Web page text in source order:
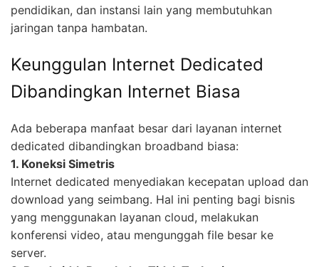
pendidikan, dan instansi lain yang membutuhkan
jaringan tanpa hambatan.
Keunggulan Internet Dedicated
Dibandingkan Internet Biasa
Ada beberapa manfaat besar dari layanan internet
dedicated dibandingkan broadband biasa:
1. Koneksi Simetris
Internet dedicated menyediakan kecepatan upload dan
download yang seimbang. Hal ini penting bagi bisnis
yang menggunakan layanan cloud, melakukan
konferensi video, atau mengunggah file besar ke
server.